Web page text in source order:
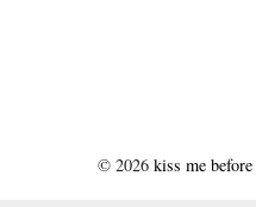
© 2026 kiss me